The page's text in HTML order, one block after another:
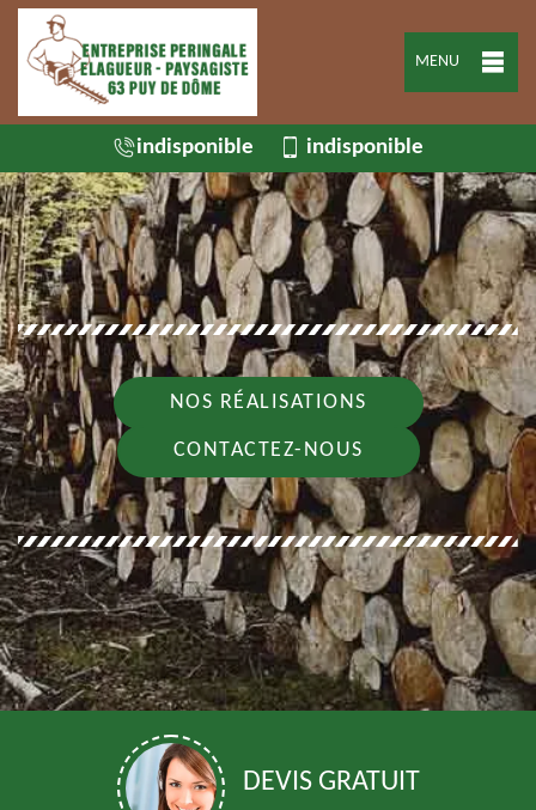
MENU
indisponible indisponible
NOS RÉALISATIONS
CONTACTEZ-NOUS
DEVIS GRATUIT